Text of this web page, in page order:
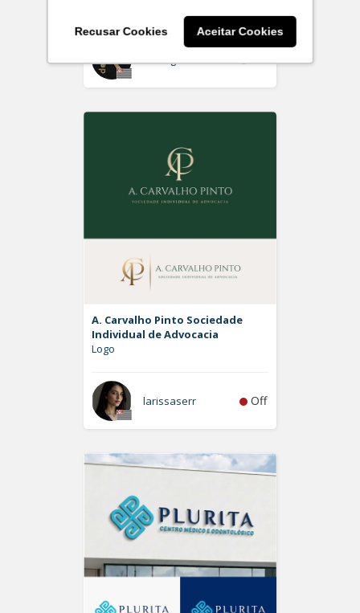
Recusar Cookies Aceitar Cookies
Rdesign SM Off
A. Carvalho Pinto Sociedade
Individual de Advocacia
Logo
larissaserr Off